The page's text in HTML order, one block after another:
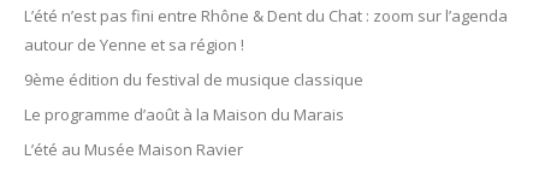
L’été n’est pas fini entre Rhône & Dent du Chat : zoom sur l’agenda
autour de Yenne et sa région !
9ème édition du festival de musique classique
Le programme d’août à la Maison du Marais
L’été au Musée Maison Ravier